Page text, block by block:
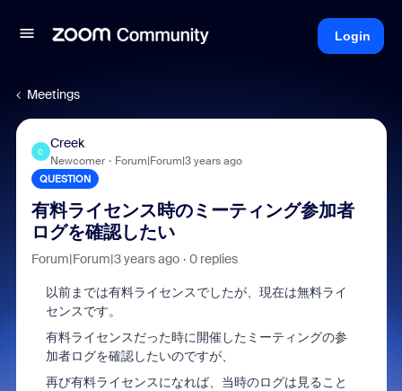
Login
Meetings
C
Creek
Newcomer Forum|Forum|3 years ago
QUESTION
有料ライセンス時のミーティング参加者
ログを確認したい
Forum|Forum|3 years ago 0 replies
以前までは有料ライセンスでしたが、現在は無料ライ
センスです。
有料ライセンスだった時に開催したミーティングの参
加者ログを確認したいのですが、
再び有料ライセンスになれば、当時のログは見ること